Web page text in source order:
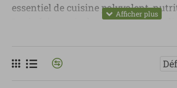
essentiel de cuisine polyvalent,
Le riz fait partie des ingrédients
sauces, et convient aussi bien aux